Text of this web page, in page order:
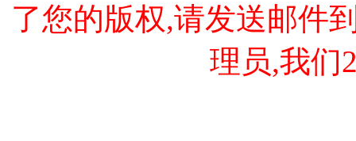
了您的版权,请发送邮件
理员,我们